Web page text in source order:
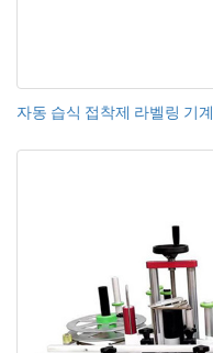
자동 습식 접착제 라벨링 기계